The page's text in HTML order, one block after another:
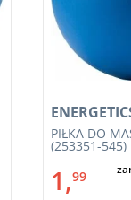
PIŁKA DO
(253351-545)
1,99